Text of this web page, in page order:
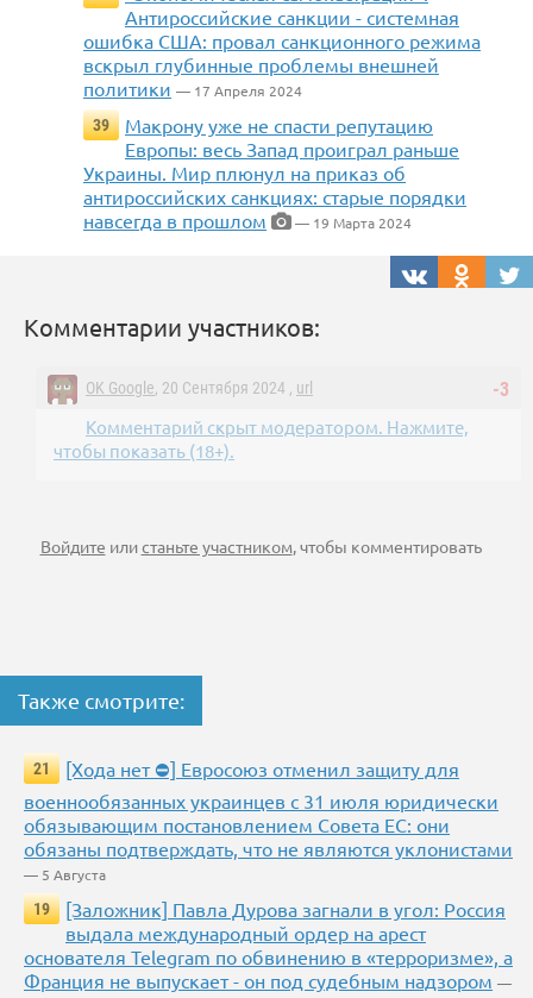
Антироссийские санкции - системная
ошибка США: провал санкционного режима
вскрыл глубинные проблемы внешней
политики — 17 Апреля 2024
39
Макрону уже не спасти репутацию
Европы: весь Запад проиграл раньше
Украины. Мир плюнул на приказ об
антироссийских санкциях: старые порядки
навсегда в прошлом
— 19 Марта 2024
Комментарии участников:
-3
OK Google, 20 Сентября 2024 , url
Комментарий скрыт модератором. Нажмите,
чтобы показать (18+).
Войдите илистаньте участником, чтобы комментировать
Также смотрите:
21
[Хода нет ⛔] Евросоюз отменил защиту для
военнообязанных украинцев с 31 июля юридически
обязывающим постановлением Совета ЕС: они
обязаны подтверждать, что не являются уклонистами
— 5 Августа
19
[Заложник] Павла Дурова загнали в угол: Россия
выдала международный ордер на арест
основателя Telegram по обвинению в «терроризме», а
Франция не выпускает - он под судебным надзором —